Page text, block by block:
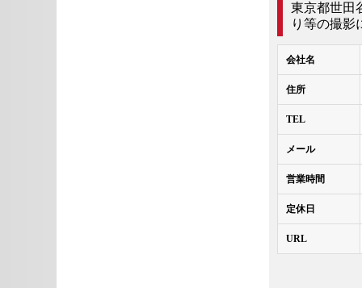
東京都世田
り等の撮影
会社名
住所
TEL
メール
営業時間
定休日
URL